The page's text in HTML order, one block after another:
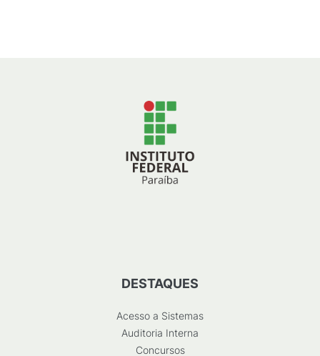
DESTAQUES
Acesso a Sistemas
Auditoria Interna
Concursos